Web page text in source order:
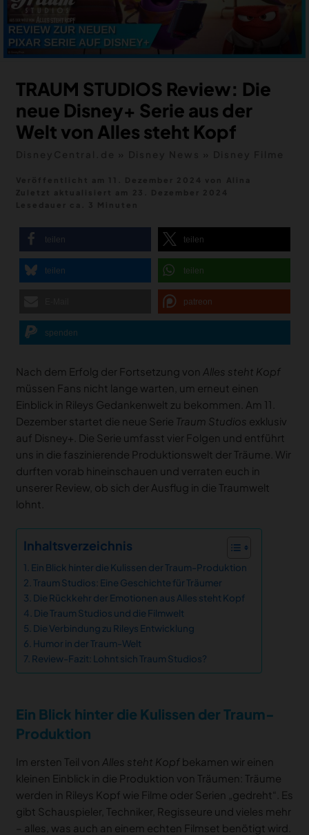
DEALS
MEIN HQ
50
TRAUM STUDIOS Review: Die
neue Disney+ Serie aus der
Welt von Alles steht Kopf
teilen teilen
teilen teilen
patreon
spenden
Nach dem Erfolg der Fortsetzung von Alles steht Kopf
müssen Fans nicht lange warten, um erneut einen
Einblick in Rileys Gedankenwelt zu bekommen. Am 11.
Dezember startet die neue Serie Traum Studios exklusiv
auf Disney+. Die Serie umfasst vier Folgen und entführt
uns in die faszinierende Produktionswelt der Träume. Wir
durften vorab hineinschauen und verraten euch in
unserer Review, ob sich der Ausflug in die Traumwelt
lohnt.
Inhaltsverzeichnis
Ein Blick hinter die Kulissen der Traum-Produktion
Traum Studios: Eine Geschichte für Träumer
Die Rückkehr der Emotionen aus Alles steht Kopf
Die Traum Studios und die Filmwelt
Die Verbindung zu Rileys Entwicklung
Humor in der Traum-Welt
Review-Fazit: Lohnt sich Traum Studios?
Ein Blick hinter die Kulissen der Traum-
Produktion
Im ersten Teil von Alles steht Kopf bekamen wir einen
kleinen Einblick in die Produktion von Träumen: Träume
werden in Rileys Kopf wie Filme oder Serien „gedreht“. Es
gibt Schauspieler, Techniker, Regisseure und vieles mehr
– alles, was auch an einem echten Filmset benötigt wird.